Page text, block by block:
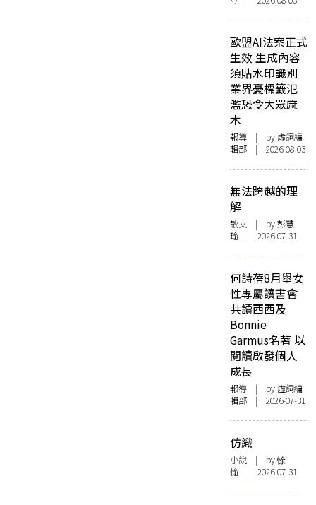
歐盟AI法案正式
生效 生成內容
須貼水印識別
業界憂標籤氾
濫恐令大眾麻
木
報導 | by 虛詞編
輯部 | 2026-08-03
無法跨越的理
解
散文 | by 彭慧
瑜 | 2026-07-31
何詩蓓8月舉女
性專屬讀書會
共讀西西及
Bonnie
Garmus名著 以
閱讀啟發個人
成長
報導 | by 虛詞編
輯部 | 2026-07-31
仿織
小說 | by 悇
愉 | 2026-07-31